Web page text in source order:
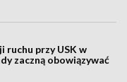
ruchu przy USK w
zaczną obowiązywać